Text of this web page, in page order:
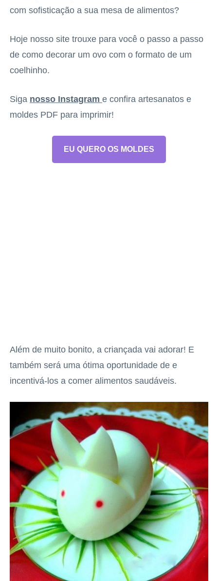
com sofisticação a sua mesa de alimentos?
Hoje nosso site trouxe para você o passo a passo
de como decorar um ovo com o formato de um
coelhinho.
Siga nosso Instagram e confira artesanatos e
moldes PDF para imprimir!
EU QUERO OS MOLDES
Além de muito bonito, a criançada vai adorar! E
também será uma ótima oportunidade de e
incentivá-los a comer alimentos saudáveis.